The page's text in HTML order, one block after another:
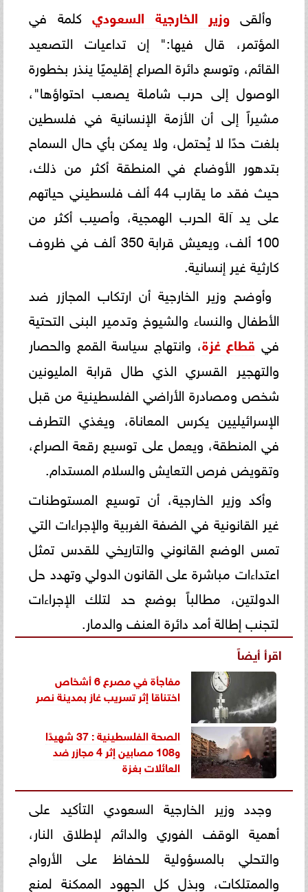
وألقى وزير الخارجية السعوديكلمة في
المؤتمر، قال فيها:" إن تداعيات التصعيد
القائم، وتوسع دائرة الصراع إقليميًا ينذر بخطورة
الوصول إلى حرب شاملة يصعب احتواؤها"،
مشيراً إلى أن الأزمة الإنسانية في فلسطين
بلغت حدًا لا يُحتمل، ولا يمكن بأي حال السماح
بتدهور الأوضاع في المنطقة أكثر من ذلك،
حيث فقد ما يقارب 44 ألف فلسطيني حياتهم
على يد آلة الحرب الهمجية، وأصيب أكثر من
100 ألف، ويعيش قرابة 350 ألف في ظروف
كارثية غير إنسانية.
وأوضح وزير الخارجية أن ارتكاب المجازر ضد
الأطفال والنساء والشيوخ وتدمير البنى التحتية
في قطاع غزة، وانتهاج سياسة القمع والحصار
والتهجير القسري الذي طال قرابة المليونين
شخص ومصادرة الأراضي الفلسطينية من قبل
الإسرائيليين يكرس المعاناة، ويغذي التطرف
في المنطقة، ويعمل على توسيع رقعة الصراع،
وتقويض فرص التعايش والسلام المستدام.
وأكد وزير الخارجية، أن توسيع المستوطنات
غير القانونية في الضفة الغربية والإجراءات التي
تمس الوضع القانوني والتاريخي للقدس تمثل
اعتداءات مباشرة على القانون الدولي وتهدد حل
الدولتين، مطالباً بوضع حد لتلك الإجراءات
لتجنب إطالة أمد دائرة العنف والدمار.
اقرأ أيضاً
مفاجأة في مصرع 6 أشخاص
اختناقا إثر تسريب غاز بمدينة نصر
الصحة الفلسطينية : 37 شهيدًا
و108 مصابين إثر 4 مجازر ضد
العائلات بغزة
وجدد وزير الخارجية السعودي التأكيد على
أهمية الوقف الفوري والدائم لإطلاق النار،
والتحلي بالمسؤولية للحفاظ على الأرواح
والممتلكات، وبذل كل الجهود الممكنة لمنع